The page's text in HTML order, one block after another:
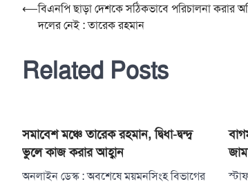
Post
navigation
⟵বিএনপি ছাড়া দেশকে সঠিকভাবে পরিচালনা করার
দলের নেই : তারেক রহমান
Related Posts
সমাবেশ মঞ্চে তারেক রহমান, দ্বিধা-দ্বন্দ্ব
ভুলে কাজ করার আহ্বান
অনলাইন ডেস্ক : অবশেষে ময়মনসিংহ বিভাগের